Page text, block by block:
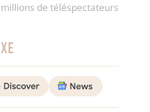
de téléspectateurs